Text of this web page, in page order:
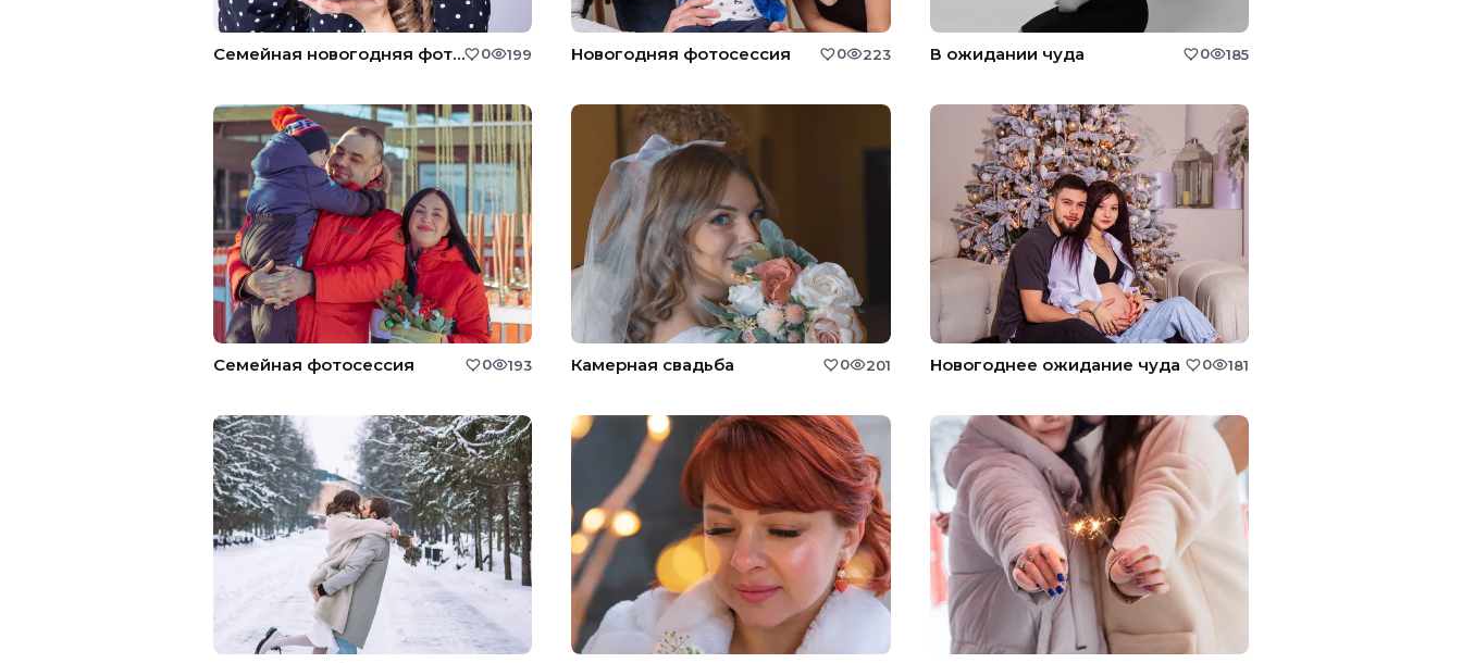
Семейная новогодняя фотосессия 0 199 Новогодняя фотосессия 0 223 В ожидании чуда 0 185
Семейная фотосессия 0 193 Камерная свадьба 0 201 Новогоднее ожидание чуда 0 181